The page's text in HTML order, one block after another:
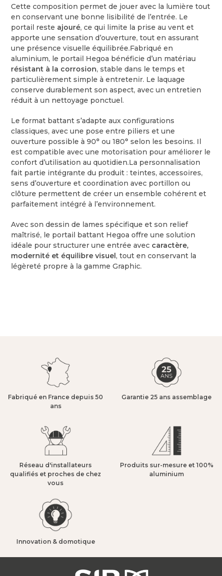
Cette composition permet de jouer avec la lumière tout
en conservant une bonne lisibilité de l’entrée. Le
portail reste ajouré, ce qui limite la prise au vent et
apporte une sensation d’ouverture, tout en assurant
une présence visuelle équilibrée.Fabriqué en
aluminium, le portail Hegoa bénéficie d’un matériau
résistant à la corrosion, stable dans le temps et
particulièrement simple à entretenir. Le laquage
conserve durablement son aspect, avec un entretien
réduit à un nettoyage ponctuel.
Le format battant s’adapte aux configurations
classiques, avec une pose entre piliers et une
ouverture possible à 90° ou 180° selon les besoins. Il
est compatible avec une motorisation pour améliorer le
confort d’utilisation au quotidien.La personnalisation
fait partie intégrante du produit : teintes, accessoires,
sens d’ouverture et coordination avec portillon ou
clôture permettent de créer un ensemble cohérent et
parfaitement intégré à l’environnement.
Avec son dessin de lames spécifique et son relief
maîtrisé, le portail battant Hegoa offre une solution
idéale pour structurer une entrée avec caractère,
modernité et équilibre visuel, tout en conservant la
légèreté propre à la gamme Graphic.
Fabriqué en France depuis 50
ans​
Garantie 25 ans assemblage​
Réseau d'installateurs
qualifiés et proches de chez
vous​
Produits sur-mesure et 100%
aluminium​
Innovation & domotique​